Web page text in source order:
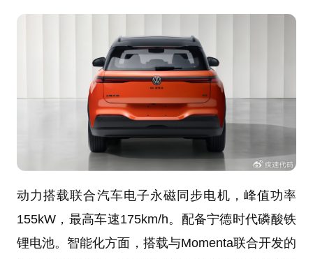
动力搭载联合汽车电子永磁同步电机，峰值功率
155kW，最高车速175km/h。配备宁德时代磷酸铁
锂电池。智能化方面，搭载与Momenta联合开发的